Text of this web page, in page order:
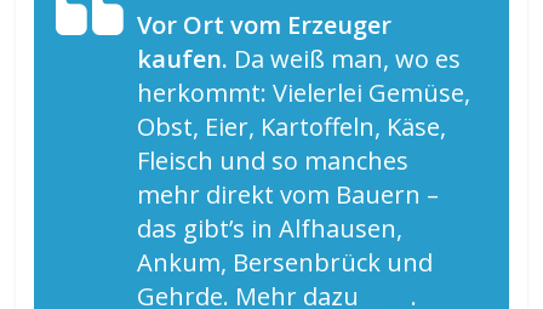
Vor Ort vom Erzeuger
kaufen. Da weiß man, wo es
herkommt: Vielerlei Gemüse,
Obst, Eier, Kartoffeln, Käse,
Fleisch und so manches
mehr direkt vom Bauern –
das gibt’s in Alfhausen,
Ankum, Bersenbrück und
Gehrde. Mehr dazu
.